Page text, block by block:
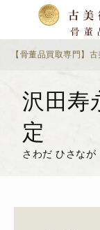
【骨董品買取専門】
沢田寿
定
さわだ ひさなが